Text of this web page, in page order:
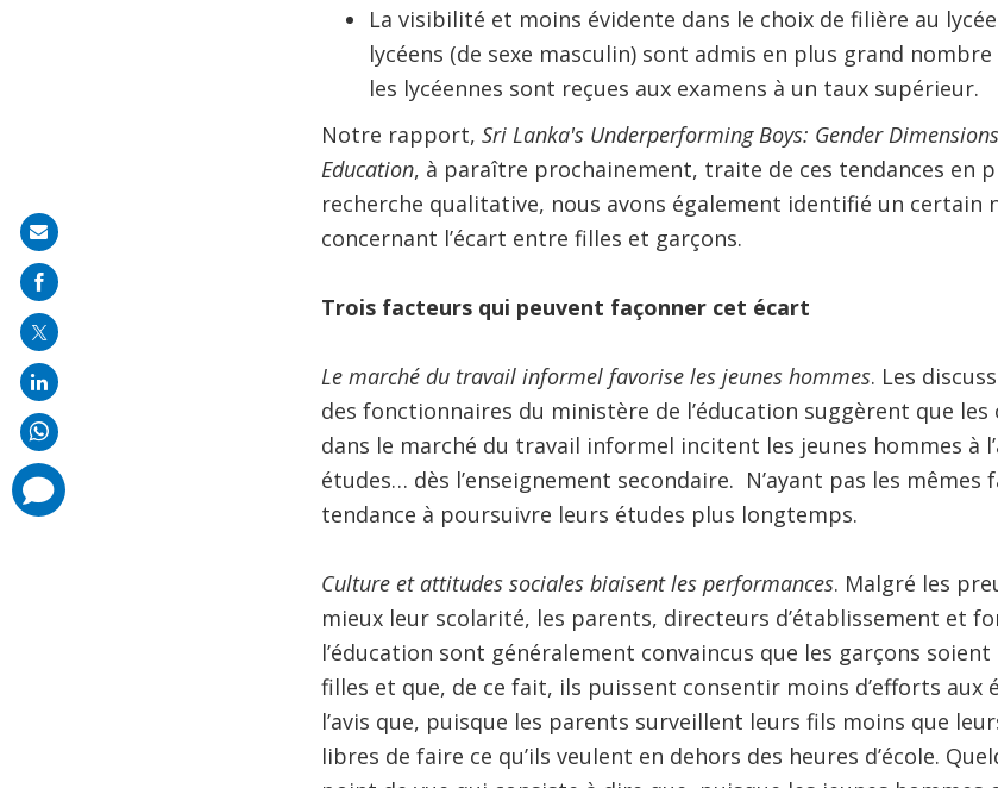
La visibilité et moins évidente dans le choix de filière au lycée
lycéens (de sexe masculin) sont admis en plus grand
les lycéennes sont reçues aux examens à un taux supérieur.
Notre rapport, Sri Lanka's Underperforming Boys: Gender
Education, à paraître prochainement, traite de ces tendances en
recherche qualitative, nous avons également identifié un certain
concernant l’écart entre filles et garçons.
Trois facteurs qui peuvent façonner cet écart
Le marché du travail informel favorise les jeunes hommes. Les
des fonctionnaires du ministère de l’éducation suggèrent que
dans le marché du travail informel incitent les jeunes hommes à
études… dès l’enseignement secondaire. N’ayant pas les
tendance à poursuivre leurs études plus longtemps.
Culture et attitudes sociales biaisent les performances. Malgré les
mieux leur scolarité, les parents, directeurs d’établissement et
l’éducation sont généralement convaincus que les garçons
filles et que, de ce fait, ils puissent consentir moins d’efforts aux
l’avis que, puisque les parents surveillent leurs fils moins que
libres de faire ce qu’ils veulent en dehors des heures d’école.
Share
on
mail
comments
added